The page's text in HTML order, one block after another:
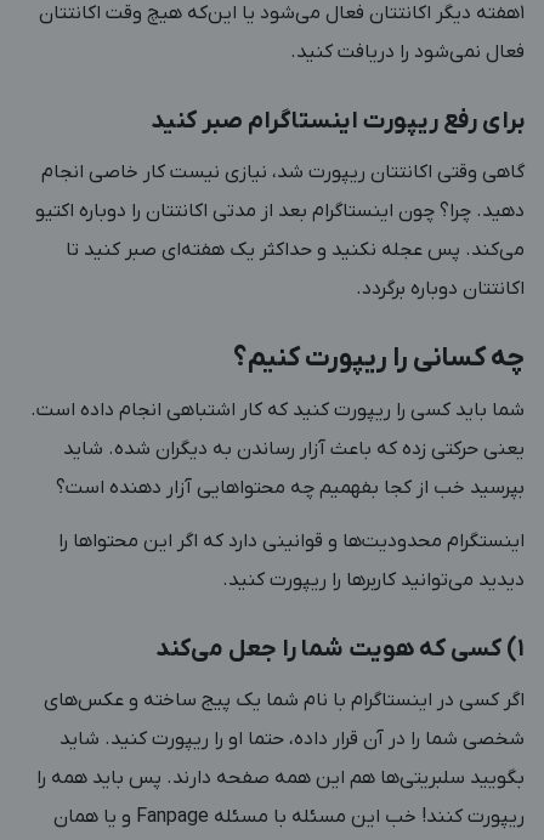
1هفته دیگر اکانتتان فعال می‌شود یا این‌که هیچ وقت اکانتتان
فعال نمی‌شود را دریافت کنید.
برای رفع ریپورت اینستاگرام صبر کنید
گاهی وقتی اکانتتان ریپورت شد، نیازی نیست کار خاصی انجام
دهید. چرا؟ چون اینستاگرام بعد از مدتی اکانتتان را دوباره اکتیو
می‌کند. پس عجله نکنید و حداکثر یک هفته‌ای صبر کنید تا
اکانتتان دوباره برگردد.
چه کسانی را ریپورت کنیم؟
شما باید کسی را ریپورت کنید که کار اشتباهی انجام داده است.
یعنی حرکتی زده که باعث آزار رساندن به دیگران شده. شاید
بپرسید خب از کجا بفهمیم چه محتواهایی آزار دهنده است؟
اینستگرام محدودیت‌ها و قوانینی دارد که اگر این محتواها را
دیدید می‌توانید کاربرها را ریپورت کنید.
۱) کسی که هویت شما را جعل می‌کند
اگر کسی در اینستاگرام با نام شما یک پیج ساخته و عکس‌های
شخصی شما را در آن قرار داده، حتما او را ریپورت کنید. شاید
بگویید سلبریتی‌ها هم این همه صفحه دارند. پس باید همه را
ریپورت کنند! خب این مسئله با مسئله Fanpage و یا همان